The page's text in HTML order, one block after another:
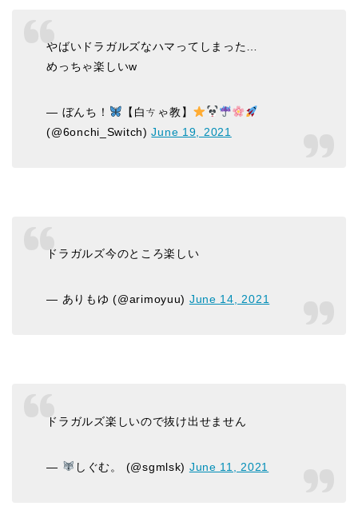
やばいドラガルズなハマってしまった…
めっちゃ楽しいw
— ぼんち！
【白ㄘゃ教】
(@6onchi_Switch)June 19, 2021
ドラガルズ今のところ楽しい
— ありもゆ (@arimoyuu) June 14, 2021
ドラガルズ楽しいので抜け出せません
— しぐむ。 (@sgmlsk) June 11, 2021